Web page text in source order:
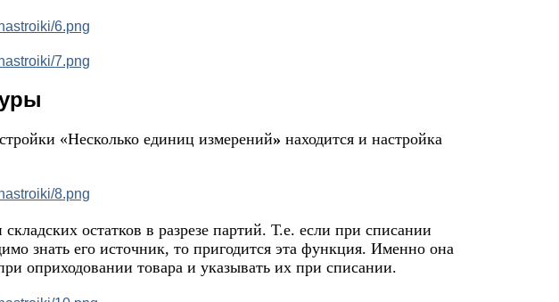
«Несколько единиц измерений» находится и настройка
остатков в разрезе партий. Т.е. если при списании
знать его источник, то пригодится эта функция. Именно она
оприходовании товара и указывать их при списании.